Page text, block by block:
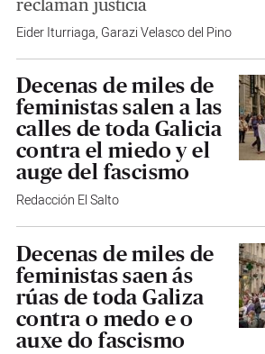
reclaman justicia
Eider Iturriaga, Garazi Velasco del Pino
Decenas de miles de
feministas salen a las
calles de toda Galicia
contra el miedo y el
auge del fascismo
Redacción El Salto
Decenas de miles de
feministas saen ás
rúas de toda Galiza
contra o medo e o
auxe do fascismo